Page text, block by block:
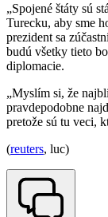
„Spojené štáty sú
Turecku, aby sme
prezident sa
budú všetky tieto
diplomacie.
„Myslím si, že
pravdepodobne
pretože sú tu veci,
(reuters, luc)